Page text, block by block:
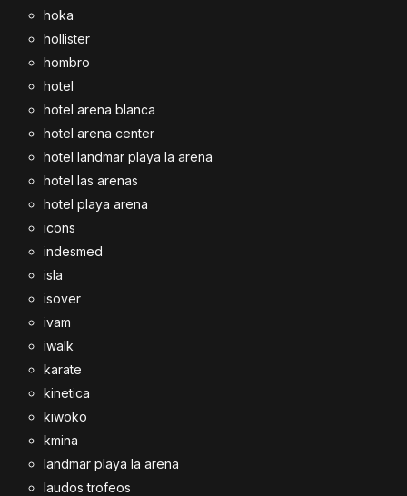
hoka
hollister
hombro
hotel
hotel arena blanca
hotel arena center
hotel landmar playa la arena
hotel las arenas
hotel playa arena
icons
indesmed
isla
isover
ivam
iwalk
karate
kinetica
kiwoko
kmina
landmar playa la arena
laudos trofeos